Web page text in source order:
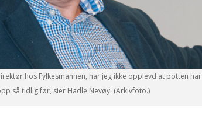
hos Fylkesmannen, har jeg ikke opplevd at potten har
så tidlig før, sier Hadle Nevøy. (Arkivfoto.)